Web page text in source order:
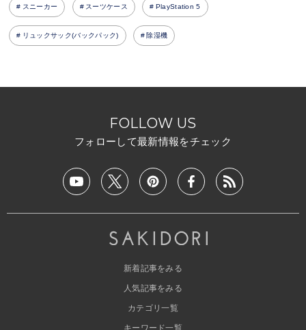
スニーカー スーツケース PlayStation 5
リュックサック(バックパック) 除湿機
FOLLOW US
フォローして最新情報をチェック
新着記事をみる
人気記事をみる
カテゴリ一覧